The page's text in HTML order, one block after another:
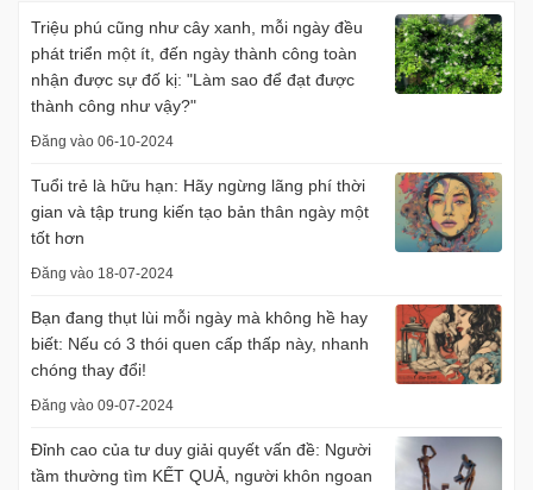
Triệu phú cũng như cây xanh, mỗi ngày đều
phát triển một ít, đến ngày thành công toàn
nhận được sự đố kị: "Làm sao để đạt được
thành công như vậy?"
Đăng vào 06-10-2024
Tuổi trẻ là hữu hạn: Hãy ngừng lãng phí thời
gian và tập trung kiến tạo bản thân ngày một
tốt hơn
Đăng vào 18-07-2024
Bạn đang thụt lùi mỗi ngày mà không hề hay
biết: Nếu có 3 thói quen cấp thấp này, nhanh
chóng thay đổi!
Đăng vào 09-07-2024
Đỉnh cao của tư duy giải quyết vấn đề: Người
tầm thường tìm KẾT QUẢ, người khôn ngoan